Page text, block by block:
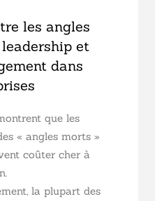
les angles
et
dans
que les
« angles morts »
coûter cher à
la plupart des